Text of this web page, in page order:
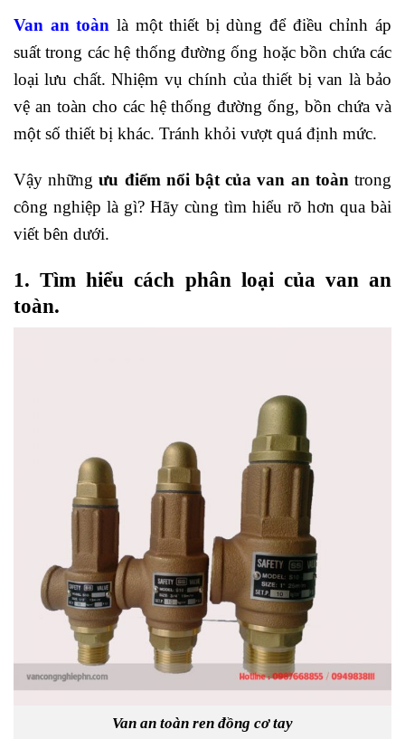
Van an toàn là một thiết bị dùng để điều chỉnh áp
suất trong các hệ thống đường ống hoặc bồn chứa các
loại lưu chất. Nhiệm vụ chính của thiết bị van là bảo
vệ an toàn cho các hệ thống đường ống, bồn chứa và
một số thiết bị khác. Tránh khỏi vượt quá định mức.
Vậy nhữngưu điểm nổi bật của van an toàn trong
công nghiệp là gì? Hãy cùng tìm hiểu rõ hơn qua bài
viết bên dưới.
1. Tìm hiểu cách phân loại của van an
toàn.
Van an toàn ren đồng cơ tay